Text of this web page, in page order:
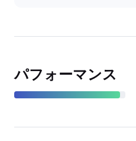
パフォーマンス